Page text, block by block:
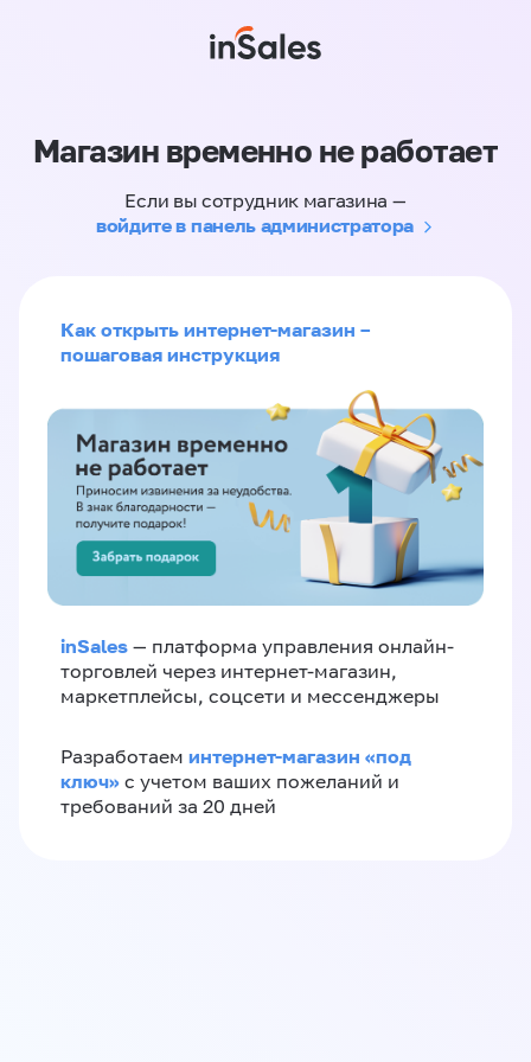
Магазин временно не работает
Если вы сотрудник магазина —
войдите в панель администратора
Как открыть интернет-магазин –
пошаговая инструкция
inSales — платформа управления онлайн-
торговлей через интернет-магазин,
маркетплейсы, соцсети и мессенджеры
Разработаем интернет-магазин «‎под
ключ»‎ с учетом ваших пожеланий и
требований за 20 дней